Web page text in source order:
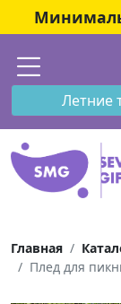
Летние
Главная
Плед для